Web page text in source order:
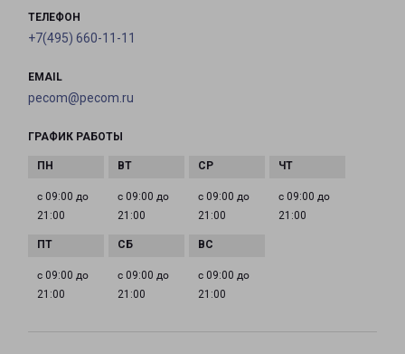
ТЕЛЕФОН
+7(495) 660-11-11
EMAIL
pecom@pecom.ru
ГРАФИК РАБОТЫ
с 09:00 до
21:00
с 09:00 до
21:00
с 09:00 до
21:00
с 09:00 до
21:00
с 09:00 до
21:00
с 09:00 до
21:00
с 09:00 до
21:00